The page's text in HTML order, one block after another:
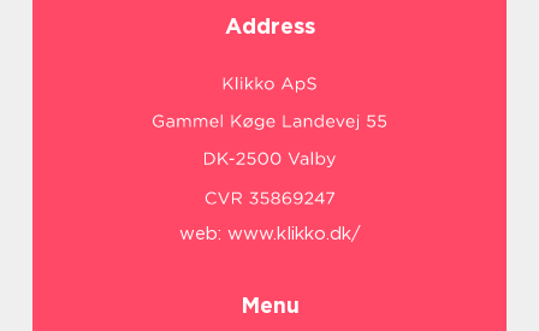
Address
web: www.klikko.dk/
Menu